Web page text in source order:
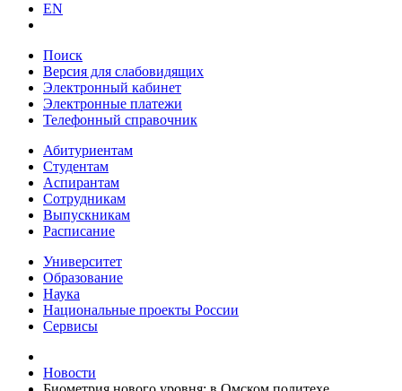
EN
Поиск
Версия для слабовидящих
Электронный кабинет
Электронные платежи
Телефонный справочник
Абитуриентам
Студентам
Аспирантам
Сотрудникам
Выпускникам
Расписание
Университет
Образование
Наука
Национальные проекты России
Сервисы
Новости